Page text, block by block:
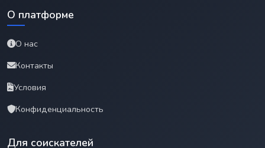
О платформе
О нас
Контакты
Условия
Конфиденциальность
Для соискателей